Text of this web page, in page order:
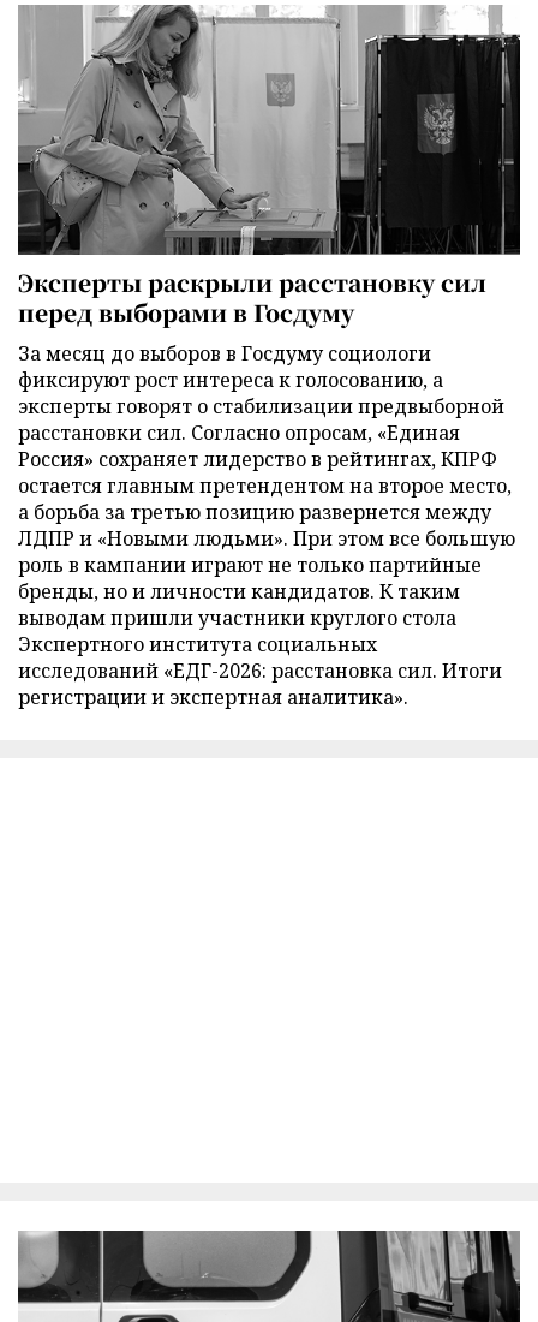
Эксперты раскрыли расстановку сил
перед выборами в Госдуму
За месяц до выборов в Госдуму социологи
фиксируют рост интереса к голосованию, а
эксперты говорят о стабилизации предвыборной
расстановки сил. Согласно опросам, «Единая
Россия» сохраняет лидерство в рейтингах, КПРФ
остается главным претендентом на второе место,
а борьба за третью позицию развернется между
ЛДПР и «Новыми людьми». При этом все большую
роль в кампании играют не только партийные
бренды, но и личности кандидатов. К таким
выводам пришли участники круглого стола
Экспертного института социальных
исследований «ЕДГ-2026: расстановка сил. Итоги
регистрации и экспертная аналитика».